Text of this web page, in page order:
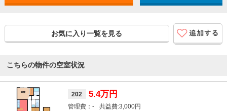
お気に入り一覧を見る
こちらの物件の空室状況
202 5.4万円
- 3,000円